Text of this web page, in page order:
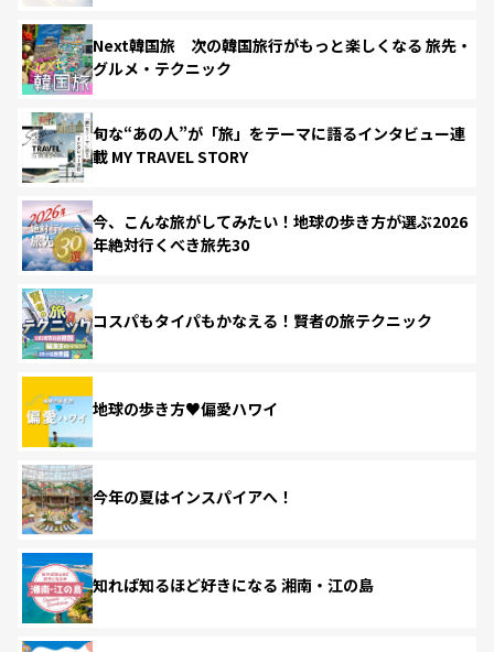
Next韓国旅 次の韓国旅行がもっと楽しくなる 旅先・
グルメ・テクニック
旬な“あの人”が「旅」をテーマに語るインタビュー連
載 MY TRAVEL STORY
今、こんな旅がしてみたい！地球の歩き方が選ぶ2026
年絶対行くべき旅先30
コスパもタイパもかなえる！賢者の旅テクニック
地球の歩き方♥偏愛ハワイ
今年の夏はインスパイアへ！
知れば知るほど好きになる 湘南・江の島